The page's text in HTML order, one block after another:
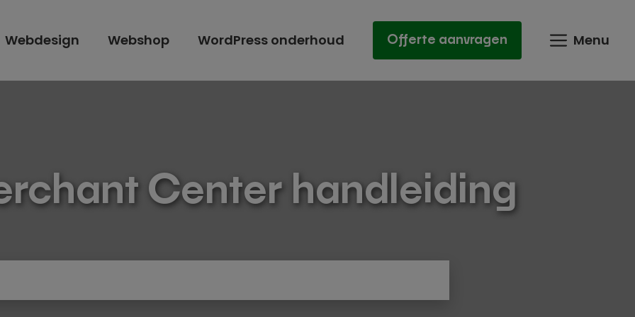
Webdesign Webshop WordPress onderhoud Offerte aanvragen Menu
Center handleiding